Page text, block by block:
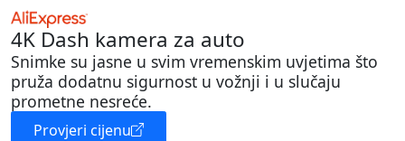
4K Dash kamera za auto
Snimke su jasne u svim vremenskim uvjetima što
pruža dodatnu sigurnost u vožnji i u slučaju
prometne nesreće.
Provjeri cijenu